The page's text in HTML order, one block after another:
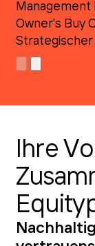
Management
Owner's Buy
Strategischer
Ihre
Nachhaltig